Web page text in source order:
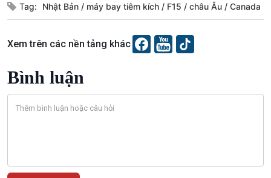
Câu chuyện thời sự
Tag: Nhật Bản máy bay tiêm kích F15 châu Âu Canada
Xem trên các nền tảng khác
Bình luận